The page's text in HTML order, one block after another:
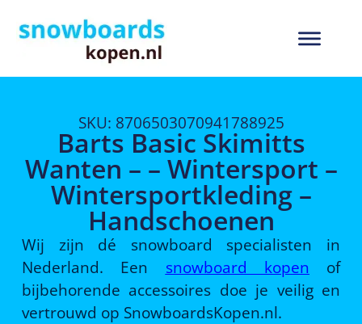
SKU: 8706503070941788925
Barts Basic Skimitts
Wanten – – Wintersport –
Wintersportkleding –
Handschoenen
Wij zijn dé snowboard specialisten in
Nederland. Een snowboard kopen of
bijbehorende accessoires doe je veilig en
vertrouwd op SnowboardsKopen.nl.